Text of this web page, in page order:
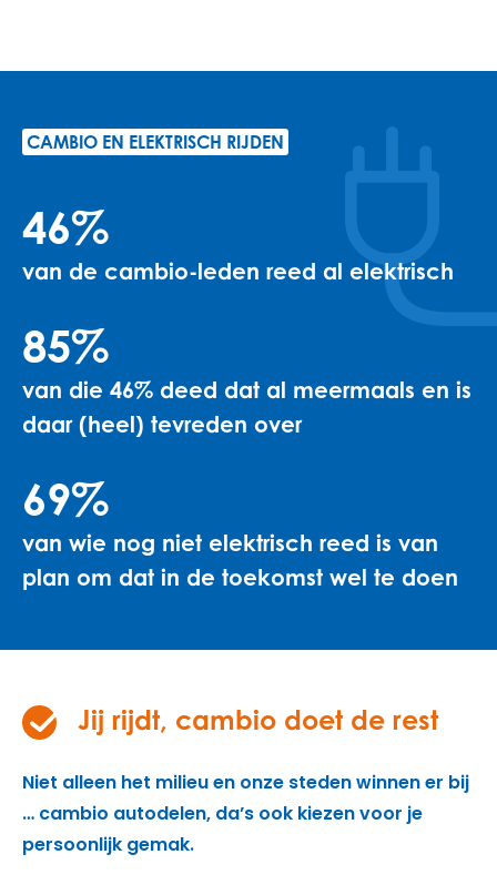
CAMBIO EN ELEKTRISCH RIJDEN
46%
van de cambio-leden reed al elektrisch
85%
van die 46% deed dat al meermaals en is
daar (heel) tevreden over
69%
van wie nog niet elektrisch reed is van
plan om dat in de toekomst wel te doen
Jij rijdt, cambio doet de rest
Niet alleen het milieu en onze steden winnen er bij
… cambio autodelen, da’s ook kiezen voor je
persoonlijk gemak.